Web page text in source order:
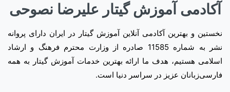
آکادمی آموزش گیتار علیرضا نصوحی
نخستین و بهترین آکادمی آنلاین آموزش گیتار در ایران دارای پروانه
نشر به شماره 11585 صادره از وزارت محترم فرهنگ و ارشاد
اسلامی هستیم، هدف ما ارائه بهترین خدمات آموزش گیتار به همه
فارسی‌زبانان عزیز در سراسر دنیا است.